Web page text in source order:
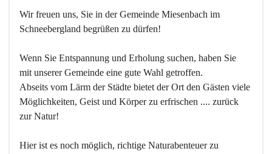
Wir freuen uns, Sie in der Gemeinde Miesenbach im
Schneebergland begrüßen zu dürfen!
Wenn Sie Entspannung und Erholung suchen, haben Sie
mit unserer Gemeinde eine gute Wahl getroffen.
Abseits vom Lärm der Städte bietet der Ort den Gästen viele
Möglichkeiten, Geist und Körper zu erfrischen .... zurück
zur Natur!
Hier ist es noch möglich, richtige Naturabenteuer zu